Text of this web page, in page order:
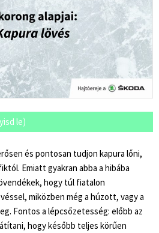
le)
és pontosan tudjon kapura lőni,
Emiatt gyakran abba a hibába
hogy túl fiatalon
miközben még a húzott, vagy a
Fontos a lépcsőzetesség: előbb az
hogy később teljes körűen